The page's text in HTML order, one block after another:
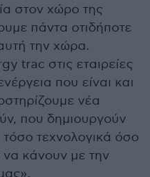
στον χώρο της
πάντα οτιδήποτε
την χώρα.
trac στις εταιρείες
που είναι και
νέα
που δημιουργούν
τεχνολογικά όσο
κάνουν με την